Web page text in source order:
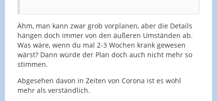
Ähm, man kann zwar grob vorplanen, aber die Details
hängen doch immer von den äußeren Umständen ab.
Was wäre, wenn du mal 2-3 Wochen krank gewesen
wärst? Dann würde der Plan doch auch nicht mehr so
stimmen.
Abgesehen davon in Zeiten von Corona ist es wohl
mehr als verständlich.